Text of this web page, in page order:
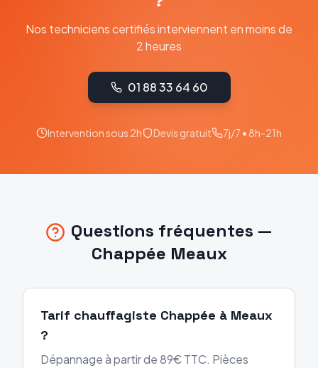
Nos techniciens certifiés interviennent en moins de
2 heures
01 88 33 64 60
Intervention sous 2h Devis gratuit 7j/7 • 8h-21h
Questions fréquentes —
Chappée Meaux
Tarif chauffagiste Chappée à Meaux
?
Dépannage à partir de 89€ TTC. Pièces